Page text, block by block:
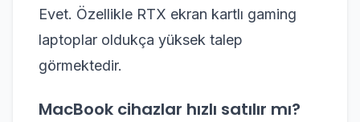
Evet. Özellikle RTX ekran kartlı gaming
laptoplar oldukça yüksek talep
görmektedir.
MacBook cihazlar hızlı satılır mı?